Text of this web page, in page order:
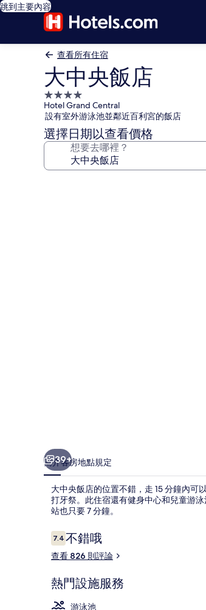
跳到主要內容
查看所有住宿
大中央飯店
4.0
星
級
住
宿
Hotel Grand Central
設有室外游泳池並鄰近百利宮的飯店
選擇日期以查看價格
想要去哪裡？
39+
簡介客房地點規定
大中央飯店的位置不錯，走 15 分鐘內
打牙祭。此住宿還有健身中心和兒童游
站也只要 7 分鐘。
評
論
7.47.4 分，滿分 10 分，
不錯哦
查看 826 則評論
熱門設施服務
游泳池